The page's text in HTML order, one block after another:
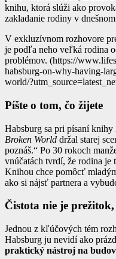
knihu, ktorá slúži ako
zakladanie rodiny v
V exkluzívnom rozhovore
je podľa neho veľká rodina
problémov. (https://
habsburg-on-why-having-
world/
Píšte o tom, čo žijete
Habsburg sa pri písaní knihy
Broken World držal starej
poznáš.“ Po 30 rokoch
vnúčatách tvrdí, že rodina je
Knihou chce pomôcť
ako si nájsť partnera a
Čistota nie je
Jednou z kľúčových tém
Habsburg ju nevidí ako
praktický nástroj na